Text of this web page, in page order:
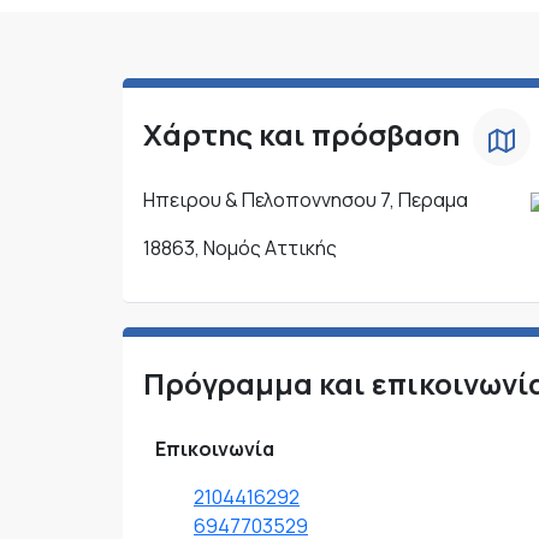
Χάρτης και πρόσβαση
Ηπειρου & Πελοποννησου 7, Περαμα
18863, Νομός Αττικής
Πρόγραμμα και
Επικοινωνία
2104416292
6947703529